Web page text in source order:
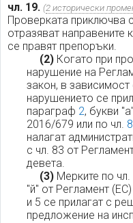
чл. 19. (2 исторически
Проверката приключва
отразяват направените
се правят препоръки.
(2) Когато при
нарушение на
закон, в зависимост
нарушението се
параграф 2, букви
2016/679 или по чл.
налагат
с чл. 83 от
девета.
(3) Мерките по чл.
"й" от Регламент
и 5 се прилагат с
предложение на